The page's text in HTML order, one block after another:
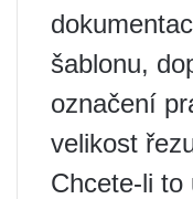
šablonu,
označení
velikost
Chcete-li to